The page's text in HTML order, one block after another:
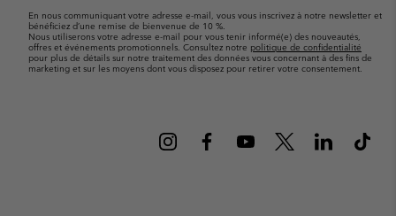
En nous communiquant votre adresse e-mail, vous vous inscrivez à notre newsletter et
bénéficiez d’une remise de bienvenue de 10 %.
Nous utiliserons votre adresse e-mail pour vous tenir informé(e) des nouveautés,
offres et événements promotionnels. Consultez notre politique de confidentialité
pour plus de détails sur notre traitement des données vous concernant à des fins de
marketing et sur les moyens dont vous disposez pour retirer votre consentement.